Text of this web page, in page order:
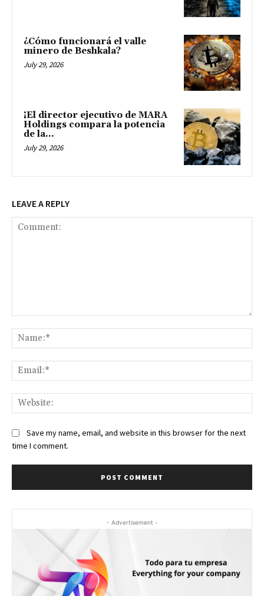
¿Cómo funcionará el valle
minero de Beshkala?
July 29, 2026
¡El director ejecutivo de MARA
Holdings compara la potencia
de la...
July 29, 2026
LEAVE A REPLY
Save my name, email, and website in this browser for the next
time I comment.
- Advertisement -